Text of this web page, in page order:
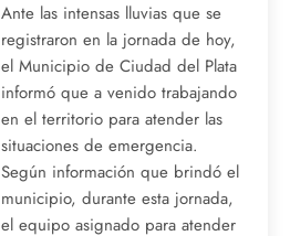
Ante las intensas lluvias que se
registraron en la jornada de hoy,
el Municipio de Ciudad del Plata
informó que a venido trabajando
en el territorio para atender las
situaciones de emergencia.
Según información que brindó el
municipio, durante esta jornada,
el equipo asignado para atender